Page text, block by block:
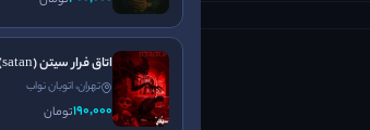
اتاق فرار سیتن (satan)
تهران، اتوبان نواب
190٬000تومان